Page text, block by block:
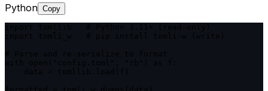
Python Copy